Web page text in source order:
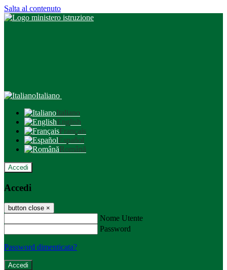
Salta al contenuto
Italiano
Italiano
English
Français
Español
Română
Accedi
Accedi
button close ×
Nome Utente
Password
Password dimenticata?